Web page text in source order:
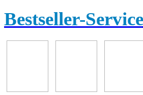
Bestseller-Service